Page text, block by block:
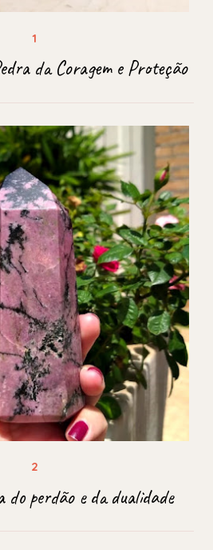
da Coragem e Proteção
perdão e da dualidade